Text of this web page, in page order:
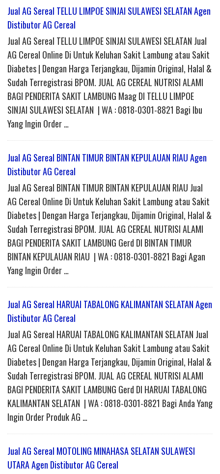
Jual AG Sereal TELLU LIMPOE SINJAI SULAWESI SELATAN Agen
Distibutor AG Cereal
Jual AG Sereal TELLU LIMPOE SINJAI SULAWESI SELATAN Jual
AG Cereal Online Di Untuk Keluhan Sakit Lambung atau Sakit
Diabetes | Dengan Harga Terjangkau, Dijamin Original, Halal &
Sudah Terregistrasi BPOM. JUAL AG CEREAL NUTRISI ALAMI
BAGI PENDERITA SAKIT LAMBUNG Maag DI TELLU LIMPOE
SINJAI SULAWESI SELATAN | WA : 0818-0301-8821 Bagi Ibu
Yang Ingin Order …
Jual AG Sereal BINTAN TIMUR BINTAN KEPULAUAN RIAU Agen
Distibutor AG Cereal
Jual AG Sereal BINTAN TIMUR BINTAN KEPULAUAN RIAU Jual
AG Cereal Online Di Untuk Keluhan Sakit Lambung atau Sakit
Diabetes | Dengan Harga Terjangkau, Dijamin Original, Halal &
Sudah Terregistrasi BPOM. JUAL AG CEREAL NUTRISI ALAMI
BAGI PENDERITA SAKIT LAMBUNG Gerd DI BINTAN TIMUR
BINTAN KEPULAUAN RIAU | WA : 0818-0301-8821 Bagi Agan
Yang Ingin Order …
Jual AG Sereal HARUAI TABALONG KALIMANTAN SELATAN Agen
Distibutor AG Cereal
Jual AG Sereal HARUAI TABALONG KALIMANTAN SELATAN Jual
AG Cereal Online Di Untuk Keluhan Sakit Lambung atau Sakit
Diabetes | Dengan Harga Terjangkau, Dijamin Original, Halal &
Sudah Terregistrasi BPOM. JUAL AG CEREAL NUTRISI ALAMI
BAGI PENDERITA SAKIT LAMBUNG Gerd DI HARUAI TABALONG
KALIMANTAN SELATAN | WA : 0818-0301-8821 Bagi Anda Yang
Ingin Order Produk AG …
Jual AG Sereal MOTOLING MINAHASA SELATAN SULAWESI
UTARA Agen Distibutor AG Cereal